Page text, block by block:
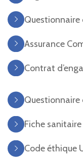
Questionnaire
Assurance
Contrat
Questionnaire
Fiche
Code éthique